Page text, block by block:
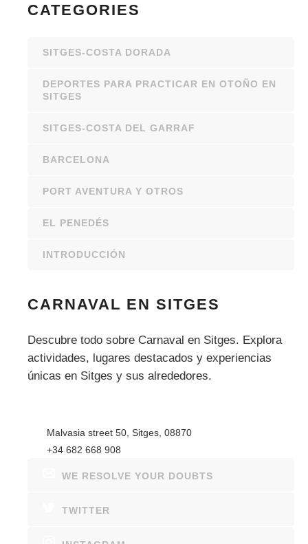
CATEGORIES
SITGES-COSTA DORADA
DEPORTES PARA PRACTICAR EN OTOÑO EN
SITGES
SITGES-COSTA DEL GARRAF
BARCELONA
PORT AVENTURA Y OTROS
EL PENEDÉS
INTRODUCCIÓN
CARNAVAL EN SITGES
Descubre todo sobre Carnaval en Sitges. Explora
actividades, lugares destacados y experiencias
únicas en Sitges y sus alrededores.
Malvasia street 50, Sitges, 08870
+34 682 668 908
WE RESOLVE YOUR DOUBTS
TWITTER